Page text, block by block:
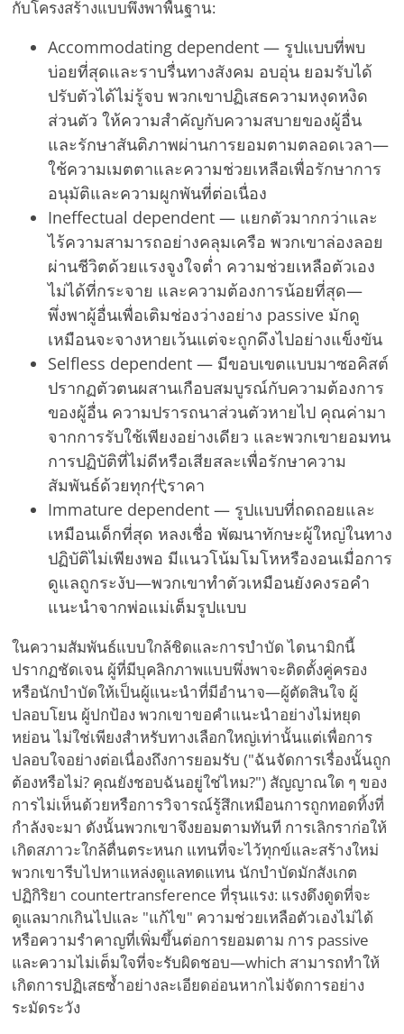
กับโครงสร้างแบบพึ่งพาพื้นฐาน:
Accommodating dependent — รูปแบบที่พบ
บ่อยที่สุดและราบรื่นทางสังคม อบอุ่น ยอมรับได้
ปรับตัวได้ไม่รู้จบ พวกเขาปฏิเสธความหงุดหงิด
ส่วนตัว ให้ความสำคัญกับความสบายของผู้อื่น
และรักษาสันติภาพผ่านการยอมตามตลอดเวลา—
ใช้ความเมตตาและความช่วยเหลือเพื่อรักษาการ
อนุมัติและความผูกพันที่ต่อเนื่อง
Ineffectual dependent — แยกตัวมากกว่าและ
ไร้ความสามารถอย่างคลุมเครือ พวกเขาล่องลอย
ผ่านชีวิตด้วยแรงจูงใจต่ำ ความช่วยเหลือตัวเอง
ไม่ได้ที่กระจาย และความต้องการน้อยที่สุด—
พึ่งพาผู้อื่นเพื่อเติมช่องว่างอย่าง passive มักดู
เหมือนจะจางหายเว้นแต่จะถูกดึงไปอย่างแข็งขัน
Selfless dependent — มีขอบเขตแบบมาซอคิสต์
ปรากฏตัวตนผสานเกือบสมบูรณ์กับความต้องการ
ของผู้อื่น ความปรารถนาส่วนตัวหายไป คุณค่ามา
จากการรับใช้เพียงอย่างเดียว และพวกเขายอมทน
การปฏิบัติที่ไม่ดีหรือเสียสละเพื่อรักษาความ
สัมพันธ์ด้วยทุก代ราคา
Immature dependent — รูปแบบที่ถดถอยและ
เหมือนเด็กที่สุด หลงเชื่อ พัฒนาทักษะผู้ใหญ่ในทาง
ปฏิบัติไม่เพียงพอ มีแนวโน้มโมโหหรืองอนเมื่อการ
ดูแลถูกระงับ—พวกเขาทำตัวเหมือนยังคงรอคำ
แนะนำจากพ่อแม่เต็มรูปแบบ
ในความสัมพันธ์แบบใกล้ชิดและการบำบัด ไดนามิกนี้
ปรากฏชัดเจน ผู้ที่มีบุคลิกภาพแบบพึ่งพาจะติดตั้งคู่ครอง
หรือนักบำบัดให้เป็นผู้แนะนำที่มีอำนาจ—ผู้ตัดสินใจ ผู้
ปลอบโยน ผู้ปกป้อง พวกเขาขอคำแนะนำอย่างไม่หยุด
หย่อน ไม่ใช่เพียงสำหรับทางเลือกใหญ่เท่านั้นแต่เพื่อการ
ปลอบใจอย่างต่อเนื่องถึงการยอมรับ ("ฉันจัดการเรื่องนั้นถูก
ต้องหรือไม่? คุณยังชอบฉันอยู่ใช่ไหม?") สัญญาณใด ๆ ของ
การไม่เห็นด้วยหรือการวิจารณ์รู้สึกเหมือนการถูกทอดทิ้งที่
กำลังจะมา ดังนั้นพวกเขาจึงยอมตามทันที การเลิกราก่อให้
เกิดสภาวะใกล้ตื่นตระหนก แทนที่จะไว้ทุกข์และสร้างใหม่
พวกเขารีบไปหาแหล่งดูแลทดแทน นักบำบัดมักสังเกต
ปฏิกิริยา countertransference ที่รุนแรง: แรงดึงดูดที่จะ
ดูแลมากเกินไปและ "แก้ไข" ความช่วยเหลือตัวเองไม่ได้
หรือความรำคาญที่เพิ่มขึ้นต่อการยอมตาม การ passive
และความไม่เต็มใจที่จะรับผิดชอบ—which สามารถทำให้
เกิดการปฏิเสธซ้ำอย่างละเอียดอ่อนหากไม่จัดการอย่าง
ระมัดระวัง